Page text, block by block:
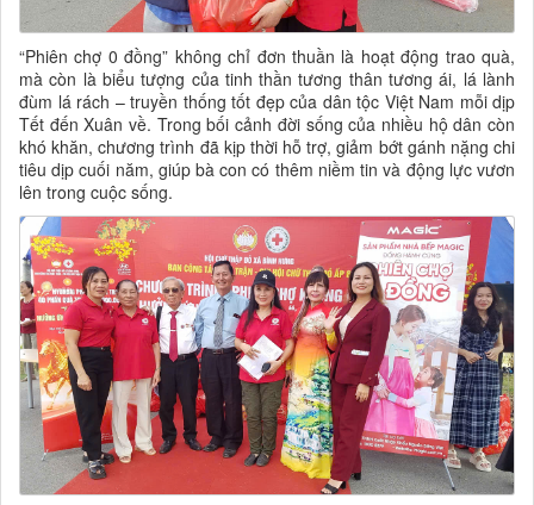
“Phiên chợ 0 đồng” không chỉ đơn thuần là hoạt động trao quà,
mà còn là biểu tượng của tinh thần tương thân tương ái, lá lành
đùm lá rách – truyền thống tốt đẹp của dân tộc Việt Nam mỗi dịp
Tết đến Xuân về. Trong bối cảnh đời sống của nhiều hộ dân còn
khó khăn, chương trình đã kịp thời hỗ trợ, giảm bớt gánh nặng chi
tiêu dịp cuối năm, giúp bà con có thêm niềm tin và động lực vươn
lên trong cuộc sống.